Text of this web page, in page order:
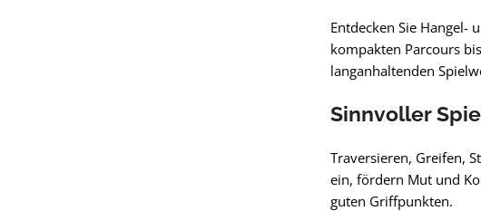
Entdecken Sie Hangel-
kompakten Parcours
langanhaltenden
Sinnvoller
Traversieren, Greifen,
ein, fördern Mut und
guten Griffpunkten.